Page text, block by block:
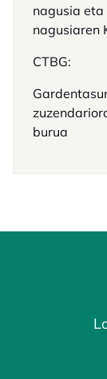
nagusia
nagusiaren
CTBG:
burua